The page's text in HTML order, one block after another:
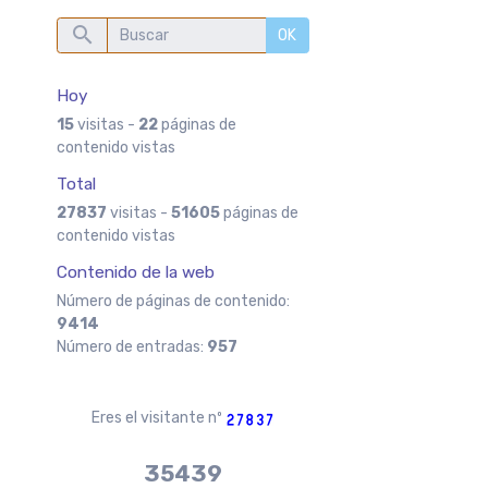
OK
Hoy
15visitas - 22páginas de
contenido vistas
Total
27837 visitas -51605páginas de
contenido vistas
Contenido de la web
Número de páginas de contenido:
9414
Número de entradas: 957
Eres el visitante nº
37970